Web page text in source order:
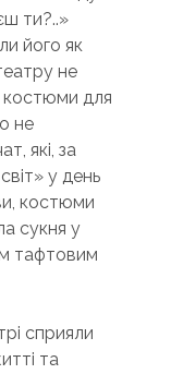
ти?..»
його як
не
костюми для
не
які, за
у день
костюми
сукня у
тафтовим
сприяли
та